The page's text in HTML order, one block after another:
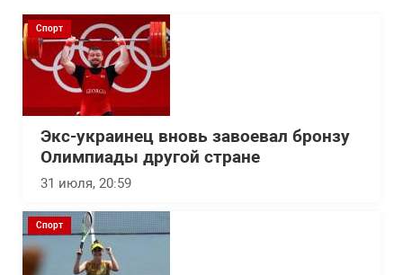
Спорт
Экс-украинец вновь завоевал бронзу
Олимпиады другой стране
31 июля, 20:59
Спорт